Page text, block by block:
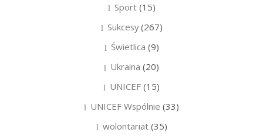
Sport(15)
Sukcesy(267)
Świetlica (9)
Ukraina (20)
UNICEF (15)
UNICEF Wspólnie (33)
wolontariat(35)